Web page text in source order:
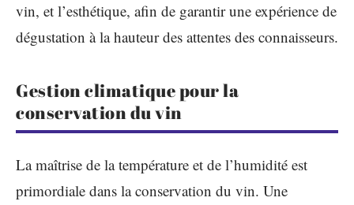
vin, et l’esthétique, afin de garantir une expérience de
dégustation à la hauteur des attentes des connaisseurs.
Gestion climatique pour la
conservation du vin
La maîtrise de la température et de l’humidité est
primordiale dans la conservation du vin. Une